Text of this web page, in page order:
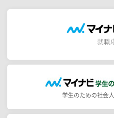
学生のための社会